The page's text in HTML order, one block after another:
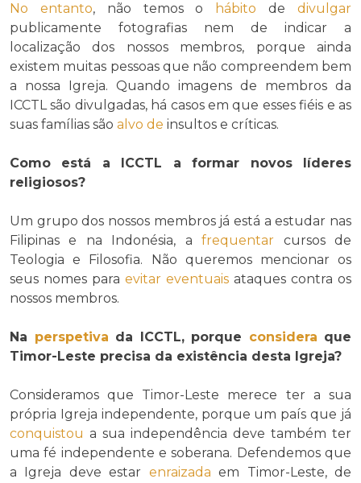
No entanto, não temos o hábito dedivulgar
publicamente fotografias nem de indicar a
localização dos nossos membros, porque ainda
existem muitas pessoas que não compreendem bem
a nossa Igreja. Quando imagens de membros da
ICCTL são divulgadas, há casos em que esses fiéis e as
suas famílias são alvo de insultos e críticas.
Como está a ICCTL a formar novos líderes
religiosos?
Um grupo dos nossos membros já está a estudar nas
Filipinas e na Indonésia, afrequentar cursos de
Teologia e Filosofia. Não queremos mencionar os
seus nomes para evitar eventuais ataques contra os
nossos membros.
Na perspetiva da ICCTL, porque considera que
Timor-Leste precisa da existência desta Igreja?
Consideramos que Timor-Leste merece ter a sua
própria Igreja independente, porque um país que já
conquistou a sua independência deve também ter
uma fé independente e soberana. Defendemos que
a Igreja deve estar enraizada em Timor-Leste, de